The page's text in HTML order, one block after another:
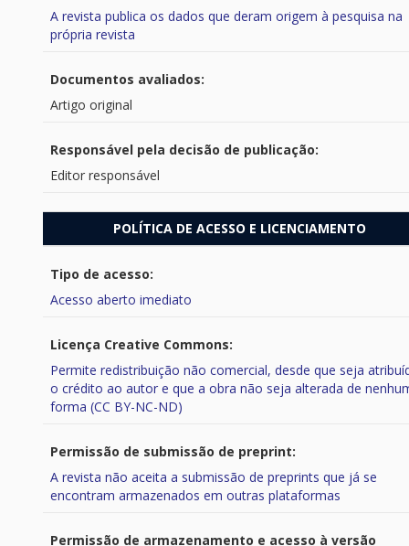
A revista publica os dados que deram origem à pesquisa na
própria revista
Documentos avaliados:
Artigo original
Responsável pela decisão de publicação:
Editor responsável
POLÍTICA DE ACESSO E LICENCIAMENTO
Tipo de acesso:
Acesso aberto imediato
Licença Creative Commons:
Permite redistribuição não comercial, desde que seja
o crédito ao autor e que a obra não seja alterada de
forma (CC BY-NC-ND)
Permissão de submissão de preprint:
A revista não aceita a submissão de preprints que já se
encontram armazenados em outras plataformas
Permissão de armazenamento e acesso à versão